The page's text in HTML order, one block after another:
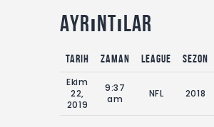
Ayrıntılar
Tarih Zaman League Sezon
Ekim
22,
2019
9:37
am
NFL 2018